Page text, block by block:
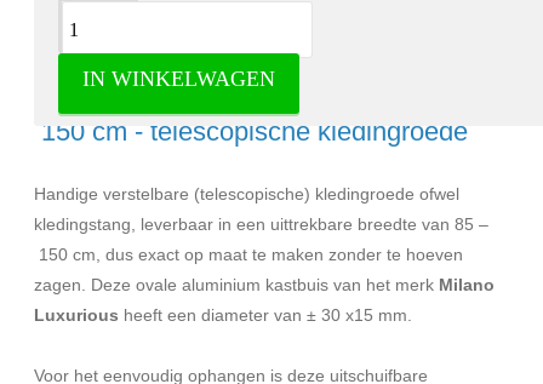
IN WINKELWAGEN
Omschrijving
Uittrekbare kledingroede zilver van 85 –
150 cm - telescopische kledingroede
Handige verstelbare (telescopische) kledingroede ofwel
kledingstang, leverbaar in een uittrekbare breedte van 85 –
150 cm, dus exact op maat te maken zonder te hoeven
zagen. Deze ovale aluminium kastbuis van het merk Milano
Luxurious heeft een diameter van ± 30 x15 mm.
Voor het eenvoudig ophangen is deze uitschuifbare